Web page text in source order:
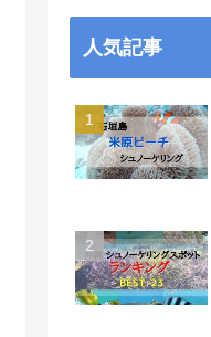
人気記事